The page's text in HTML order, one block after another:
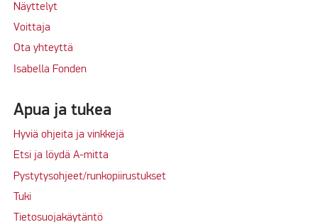
Näyttelyt
Voittaja
Ota yhteyttä
Isabella Fonden
Apua ja tukea
Hyviä ohjeita ja vinkkejä
Etsi ja löydä A-mitta
Pystytysohjeet/runkopiirustukset
Tuki
Tietosuojakäytäntö